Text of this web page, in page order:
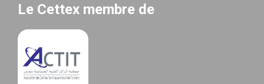
Le Cettex membre de